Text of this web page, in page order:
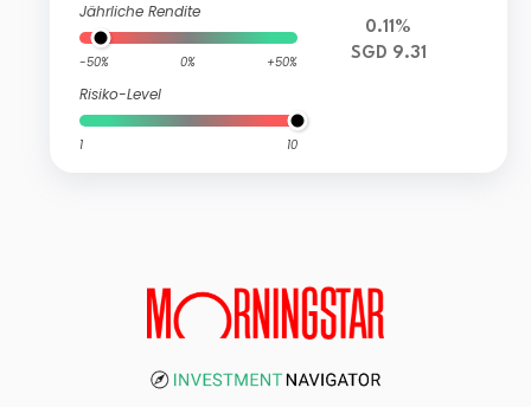
Jährliche Rendite
-50% 0% +50%
Risiko-Level
1 10
0.11%
SGD 9.31